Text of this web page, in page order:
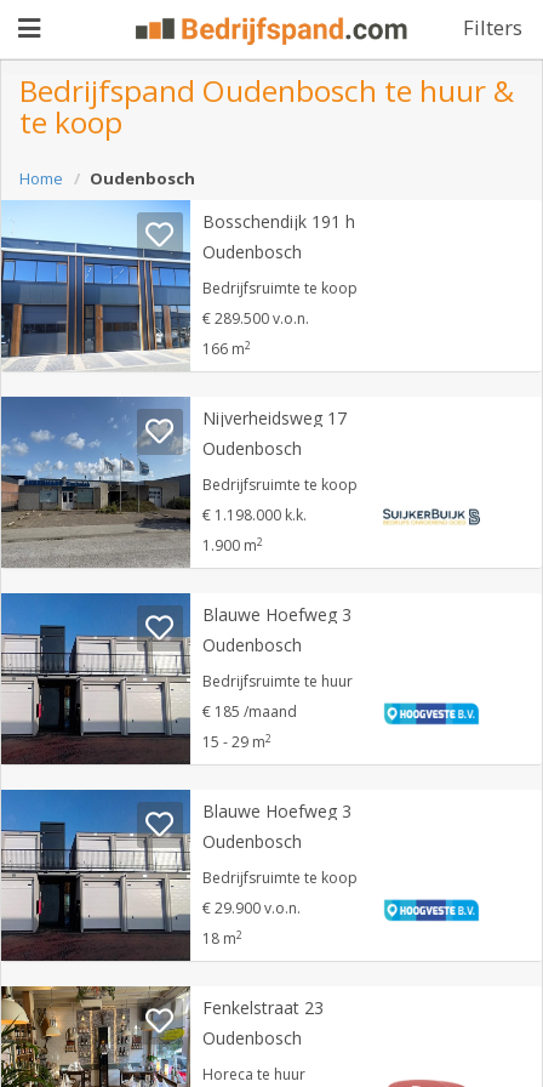
Filters
aanbieden
Pand
zoeken
Waarom
adverteren
Premium
adverteren
Registreren
Login
Bedrijfspand Oudenbosch te huur &
te koop
Home Oudenbosch
Bosschendijk 191 h
Oudenbosch
Bedrijfsruimte te koop
€ 289.500 v.o.n.
166 m2
Nijverheidsweg 17
Oudenbosch
Bedrijfsruimte te koop
€ 1.198.000 k.k.
1.900 m2
Blauwe Hoefweg 3
Oudenbosch
Bedrijfsruimte te huur
€ 185 /maand
15 - 29 m2
Blauwe Hoefweg 3
Oudenbosch
Bedrijfsruimte te koop
€ 29.900 v.o.n.
18 m2
Fenkelstraat 23
Oudenbosch
Horeca te huur